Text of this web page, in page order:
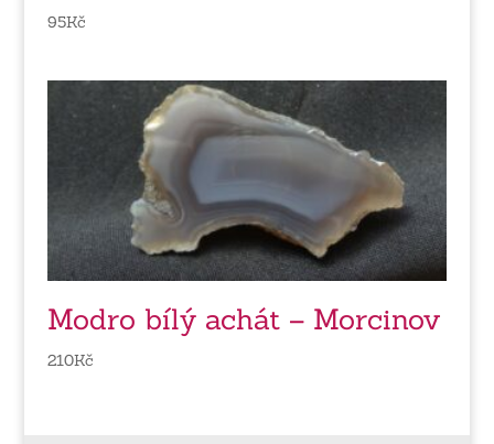
95Kč
Modro bílý achát – Morcinov
210Kč